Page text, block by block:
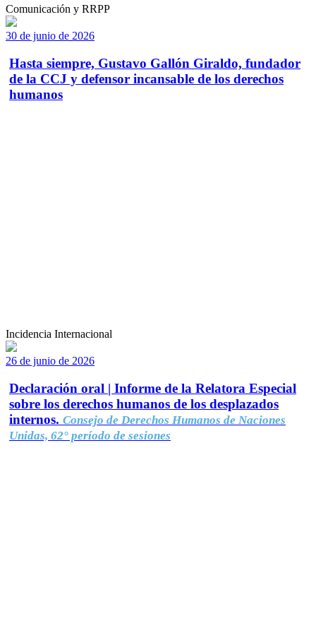
Comunicación y RRPP
30 de junio de 2026
Hasta siempre, Gustavo Gallón Giraldo, fundador
de la CCJ y defensor incansable de los derechos
humanos
Incidencia Internacional
26 de junio de 2026
Declaración oral | Informe de la Relatora Especial
sobre los derechos humanos de los desplazados
internos. Consejo de Derechos Humanos de Naciones
Unidas, 62° período de sesiones